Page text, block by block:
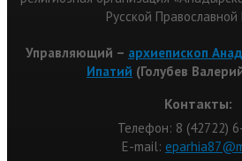
Русской
Управляющий – архиепископ
Ипатий (Голубев
Контакты:
Телефон: 8 (42722)
Е-mail: